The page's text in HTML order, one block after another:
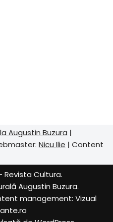
Augustin Buzura |
Nicu Ilie | Content
Revista Cultura.
Augustin Buzura.
management: Vizual